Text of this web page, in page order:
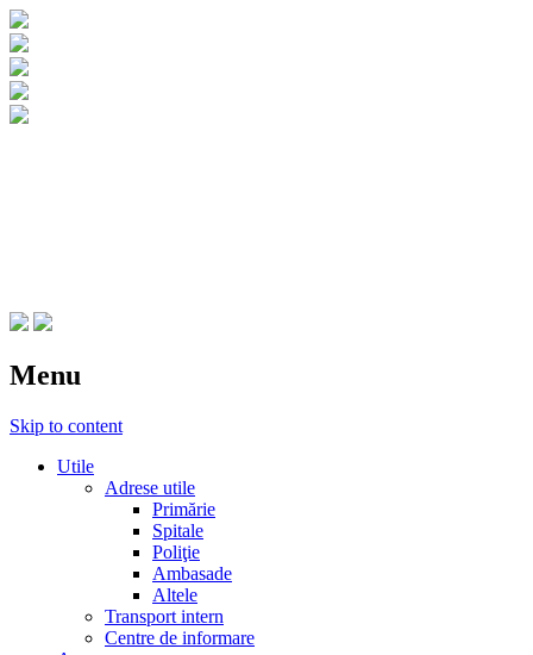
Menu
Skip to content
Utile
Adrese utile
Primărie
Spitale
Poliţie
Ambasade
Altele
Transport intern
Centre de informare